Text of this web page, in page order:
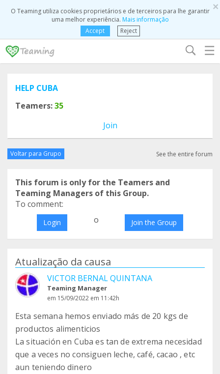
×
O Teaming utiliza cookies proprietários e de terceiros para lhe garantir
uma melhor experiência. Mais informação
Accept
Reject
☰
HELP CUBA
Teamers:35
Join
Voltar para Grupo See the entire forum
This forum is only for the Teamers and
Teaming Managers of this Group.
To comment:
Login o Join the Group
Atualização da causa
VICTOR BERNAL QUINTANA
Teaming Manager
em 15/09/2022 em 11:42h
Esta semana hemos enviado más de 20 kgs de
productos alimenticios
La situación en Cuba es tan de extrema necesidad
que a veces no consiguen leche, café, cacao , etc
aun teniendo dinero